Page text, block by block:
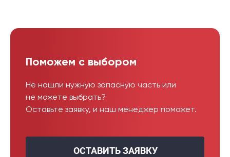
Поможем с выбором
Не нашли нужную запасную часть или
не можете выбрать?
Оставьте заявку, и наш менеджер поможет.
ОСТАВИТЬ ЗАЯВКУ